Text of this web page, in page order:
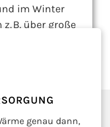
im Winter
B. über große
genau dann,